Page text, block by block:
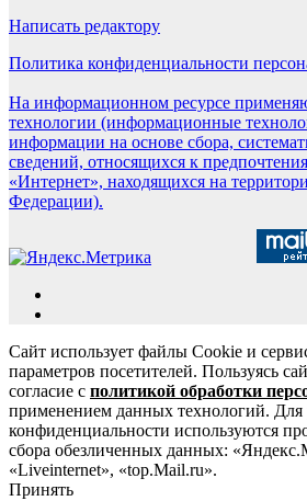
Написать редактору
Политика конфиденциальности
На информационном ресурсе
технологии (информационные
информации на основе сбора,
сведений, относящихся к
«Интернет», находящихся на
Федерации).
Сайт использует файлы Cookie и
параметров посетителей. Пользуясь
согласие с политикой обработки
применением данных технологий. Для
конфиденциальности используются
сбора обезличенных данных:
«Liveinternet», «top.Mail.ru».
Принять